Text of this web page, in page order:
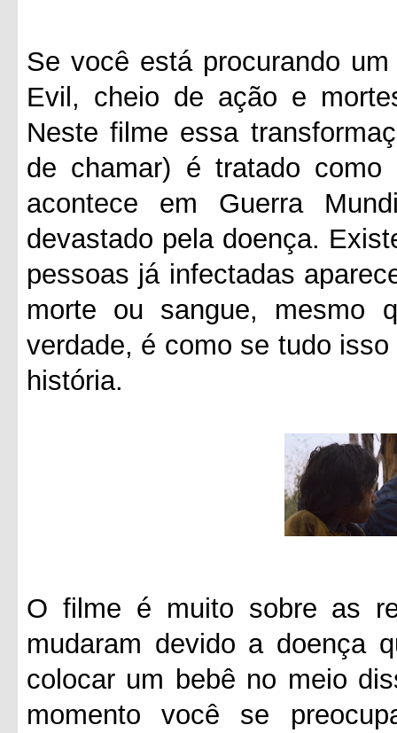
Se você está procurando
Evil, cheio de ação e
Neste filme essa
de chamar) é tratado como
acontece em Guerra
devastado pela doença.
pessoas já infectadas
morte ou sangue, mesmo
verdade, é como se tudo
história.
O filme é muito sobre as
mudaram devido a doença
colocar um bebê no meio
momento você se